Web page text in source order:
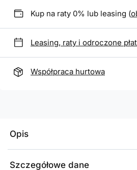
Kup na raty 0% lub leasing (
Leasing, raty i odroczone
Współpraca hurtowa
Opis
Szczegółowe dane